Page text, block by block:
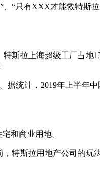
“只有XXX才能救特斯
斯拉上海超级工厂占地
统计，2019年上半年
和商业用地。
特斯拉用地产公司的玩